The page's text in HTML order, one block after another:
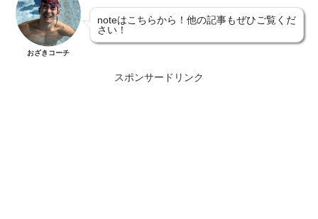
おざきコーチ
noteはこちらから！他の記事もぜひご覧くだ
さい！
スポンサードリンク